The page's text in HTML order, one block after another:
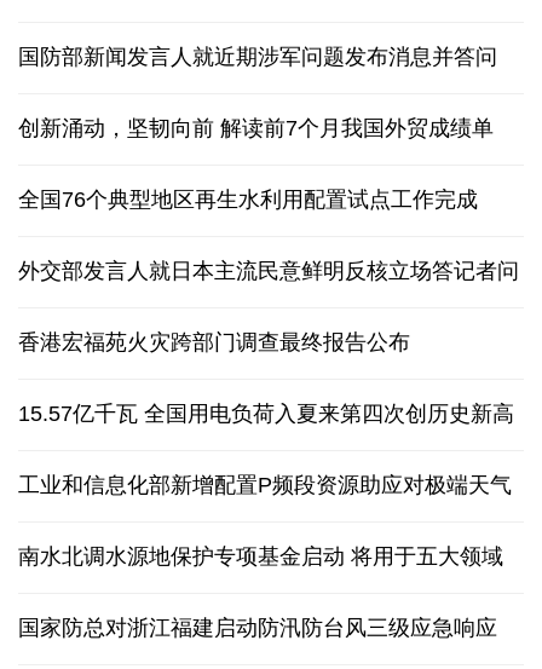
国防部新闻发言人就近期涉军问题发布消息并答问
创新涌动，坚韧向前 解读前7个月我国外贸成绩单
全国76个典型地区再生水利用配置试点工作完成
外交部发言人就日本主流民意鲜明反核立场答记者问
香港宏福苑火灾跨部门调查最终报告公布
15.57亿千瓦 全国用电负荷入夏来第四次创历史新高
工业和信息化部新增配置P频段资源助应对极端天气
南水北调水源地保护专项基金启动 将用于五大领域
国家防总对浙江福建启动防汛防台风三级应急响应